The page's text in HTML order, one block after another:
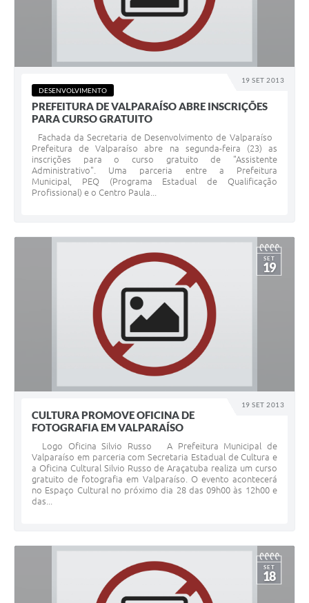
19 SET 2013
DESENVOLVIMENTO
PREFEITURA DE VALPARAÍSO ABRE INSCRIÇÕES
PARA CURSO GRATUITO
Fachada da Secretaria de Desenvolvimento de Valparaíso
Prefeitura de Valparaíso abre na segunda-feira (23) as
inscrições para o curso gratuito de "Assistente
Administrativo". Uma parceria entre a Prefeitura
Municipal, PEQ (Programa Estadual de Qualificação
Profissional) e o Centro Paula...
19 SET 2013
SET
19
CULTURA PROMOVE OFICINA DE
FOTOGRAFIA EM VALPARAÍSO
Logo Oficina Silvio Russo A Prefeitura Municipal de
Valparaíso em parceria com Secretaria Estadual de Cultura e
a Oficina Cultural Silvio Russo de Araçatuba realiza um curso
gratuito de fotografia em Valparaíso. O evento acontecerá
no Espaço Cultural no próximo dia 28 das 09h00 às 12h00 e
das...
SET
18